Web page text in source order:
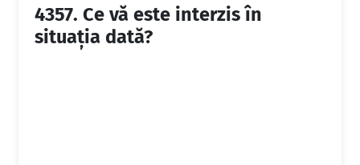
4357. Ce vă este interzis în
situația dată?